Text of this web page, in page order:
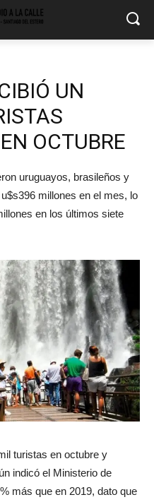
UN
OCTUBRE
uruguayos, brasileños y
millones en el mes, lo
en los últimos siete
turistas en octubre y
indicó el Ministerio de
más que en 2019, dato que